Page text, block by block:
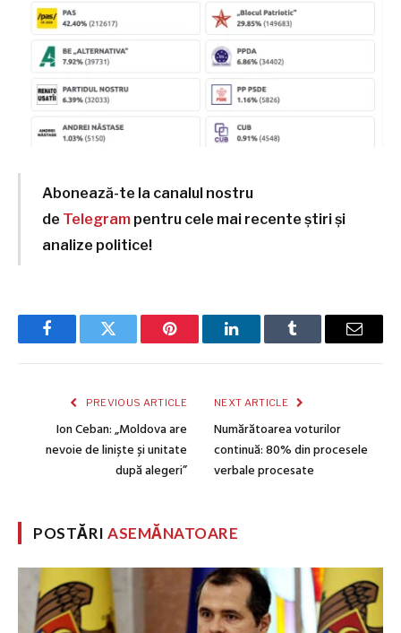
Abonează-te la canalul nostru
de Telegram pentru cele mai recente știri și
analize politice!
FacebookTwitter Pinterest LinkedInTumblr Email
PREVIOUS ARTICLE
Ion Ceban: „Moldova are
nevoie de liniște și unitate
după alegeri”
NEXT ARTICLE
Numărătoarea voturilor
continuă: 80% din procesele
verbale procesate
POSTĂRIASEMĂNATOARE